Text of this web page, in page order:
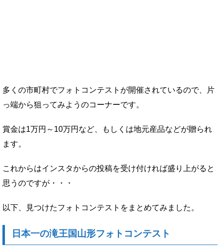
多くの市町村でフォトコンテストが開催されているので、片
っ端から狙ってみようのコーナーです。
賞金は1万円～10万円など、もしくは地元産品などが贈られ
ます。
これからはインスタからの投稿を受け付ければ盛り上がると
思うのですが・・・
以下、見つけたフォトコンテストをまとめてみました。
日本一の滝王国山形フォトコンテスト